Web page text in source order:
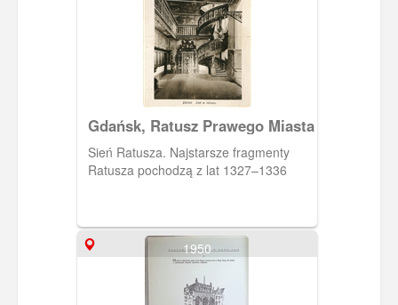
Gdańsk, Ratusz Prawego Miasta
Sień Ratusza. Najstarsze fragmenty
Ratusza pochodzą z lat 1327–1336
1950